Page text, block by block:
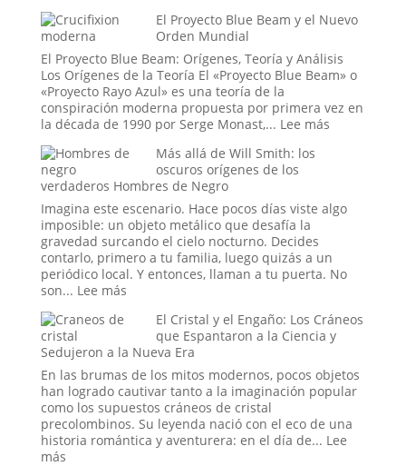
la
Mano
Masonería
y
Esotérico
Venezuela
El Proyecto Blue Beam y el Nuevo
Orden Mundial
El Proyecto Blue Beam: Orígenes, Teoría y Análisis
Los Orígenes de la Teoría El «Proyecto Blue Beam» o
«Proyecto Rayo Azul» es una teoría de la
conspiración moderna propuesta por primera vez en
la década de 1990 por Serge Monast,... Lee más:
y
el
Orden
Mundial
Más allá de Will Smith: los
oscuros orígenes de los
verdaderos Hombres de Negro
Imagina este escenario. Hace pocos días viste algo
imposible: un objeto metálico que desafía la
gravedad surcando el cielo nocturno. Decides
contarlo, primero a tu familia, luego quizás a un
periódico local. Y entonces, llaman a tu puerta. No
son... Lee más:
Will
Smith:
los
oscuros
orígenes
de
El Cristal y el Engaño: Los Cráneos
que Espantaron a la Ciencia y
Sedujeron a la Nueva Era
En las brumas de los mitos modernos, pocos objetos
han logrado cautivar tanto a la imaginación popular
como los supuestos cráneos de cristal
precolombinos. Su leyenda nació con el eco de una
historia romántica y aventurera: en el día de... Lee
más: